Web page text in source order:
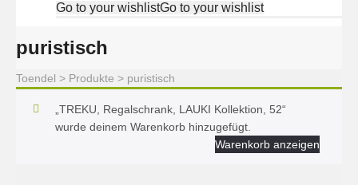
Go to your wishlistGo to your wishlist
puristisch
Toendel > Produkte > puristisch
„TREKU, Regalschrank, LAUKI Kollektion, 52“
wurde deinem Warenkorb hinzugefügt.
Warenkorb anzeigen